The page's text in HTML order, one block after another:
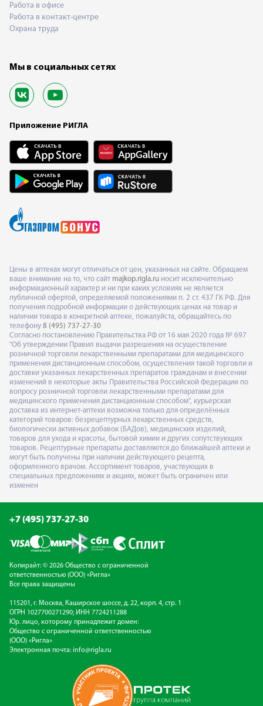
Работа в офисе
Работа в контакт-центре
Охрана труда
Мы в социальных сетях
Приложение РИГЛА
Цены в аптеках могут отличаться от цен, указанных на сайте. Обращаем
ваше внимание на то, что сайт majkop.rigla.ru носит исключительно
информационный характер и ни при каких условиях не является
публичной офертой, определяемой положениями п. 2 ст. 437 ГК РФ. Для
получения подробной информации о действующих ценах на товар и
наличии товара в конкретной аптеке, пожалуйста, обращайтесь по
телефону 8 (495) 737-27-30
Согласно постановлению Правительства РФ от 16 мая 2020 года № 697
"Об утверждении Правил выдачи разрешения на осуществление
розничной торговли лекарственными препаратами для медицинского
применения дистанционным способом, осуществления такой торговли и
доставки указанных лекарственных препаратов гражданам и внесении
изменений в некоторые акты Правительства Российской Федерации по
вопросу розничной торговли лекарственными препаратами для
медицинского применения дистанционным способом", курьерская
доставка из интернет-аптеки возможна только для определённых
категорий товаров: безрецептурных лекарственных средств,
биологически активных добавок (БАДов), медицинских изделий,
товаров для ухода и красоты, бытовой химии и других сопутствующих
товаров. Рецептурные препараты доставляются до ближайшей аптеки и
могут быть получены при наличии действующего рецепта,
оформленного врачом. Ассортимент товаров, участвующих в
специальных предложениях и акциях, может быть ограничен или
изменен
+7 (495) 737-27-30
Копирайт: © 2026 Общество с ограниченной
ответственностью (ООО) «Ригла»
Все права защищены
115201, г. Москва, Каширское шоссе, д. 22, корп. 4, стр. 1
ОГРН 1027700271290; ИНН 7724211288
Юр. лицо, которому принадлежит домен:
Общество с ограниченной ответственностью
(ООО) «Ригла»
Электронная почта: info@rigla.ru